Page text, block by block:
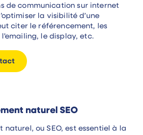
de communication sur internet
la visibilité d’une
citer le référencement, les
le display, etc.
naturel SEO
naturel, ou SEO, est essentiel à la